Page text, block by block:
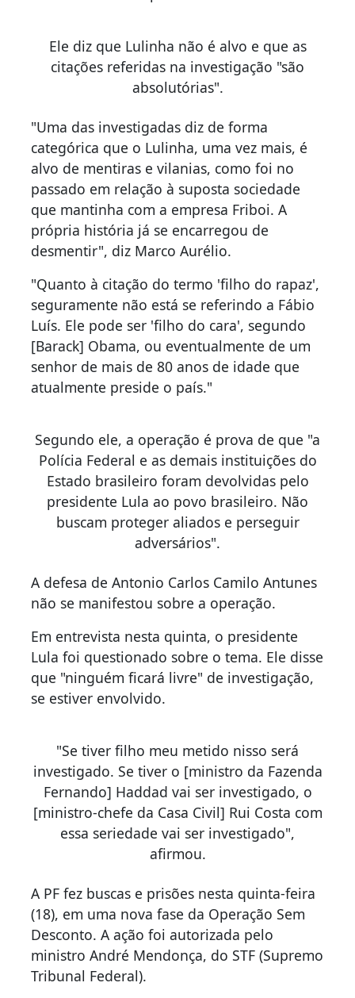
Ele diz que Lulinha não é alvo e que as
citações referidas na investigação "são
absolutórias".
"Uma das investigadas diz de forma
categórica que o Lulinha, uma vez mais, é
alvo de mentiras e vilanias, como foi no
passado em relação à suposta sociedade
que mantinha com a empresa Friboi. A
própria história já se encarregou de
desmentir", diz Marco Aurélio.
"Quanto à citação do termo 'filho do rapaz',
seguramente não está se referindo a Fábio
Luís. Ele pode ser 'filho do cara', segundo
[Barack] Obama, ou eventualmente de um
senhor de mais de 80 anos de idade que
atualmente preside o país."
Segundo ele, a operação é prova de que "a
Polícia Federal e as demais instituições do
Estado brasileiro foram devolvidas pelo
presidente Lula ao povo brasileiro. Não
buscam proteger aliados e perseguir
adversários".
A defesa de Antonio Carlos Camilo Antunes
não se manifestou sobre a operação.
Em entrevista nesta quinta, o presidente
Lula foi questionado sobre o tema. Ele disse
que "ninguém ficará livre" de investigação,
se estiver envolvido.
"Se tiver filho meu metido nisso será
investigado. Se tiver o [ministro da Fazenda
Fernando] Haddad vai ser investigado, o
[ministro-chefe da Casa Civil] Rui Costa com
essa seriedade vai ser investigado",
afirmou.
A PF fez buscas e prisões nesta quinta-feira
(18), em uma nova fase da Operação Sem
Desconto. A ação foi autorizada pelo
ministro André Mendonça, do STF (Supremo
Tribunal Federal).